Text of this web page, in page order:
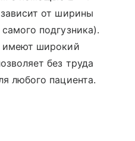
от ширины
подгузника).
имеют широкий
без труда
любого пациента.